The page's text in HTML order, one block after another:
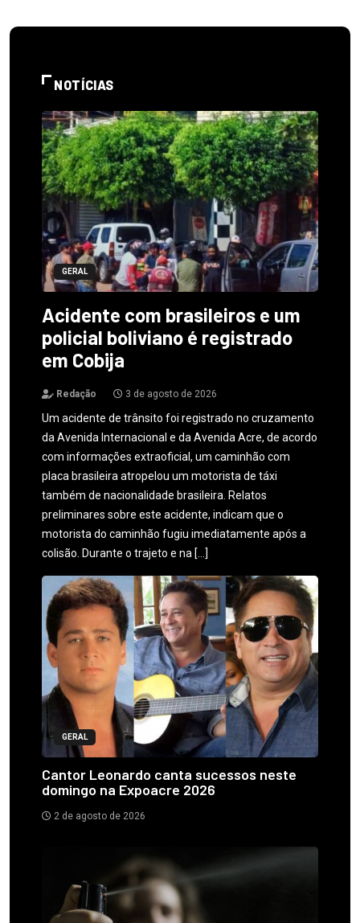
NOTÍCIAS
GERAL
Acidente com brasileiros e um
policial boliviano é registrado
em Cobija
Redação 3 de agosto de 2026
Um acidente de trânsito foi registrado no cruzamento
da Avenida Internacional e da Avenida Acre, de acordo
com informações extraoficial, um caminhão com
placa brasileira atropelou um motorista de táxi
também de nacionalidade brasileira. Relatos
preliminares sobre este acidente, indicam que o
motorista do caminhão fugiu imediatamente após a
colisão. Durante o trajeto e na […]
GERAL
Cantor Leonardo canta sucessos neste
domingo na Expoacre 2026
2 de agosto de 2026